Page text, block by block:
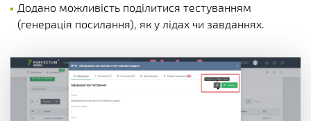
Додано можливість поділитися тестуванням
(генерація посилання), як у лідах чи завданнях.